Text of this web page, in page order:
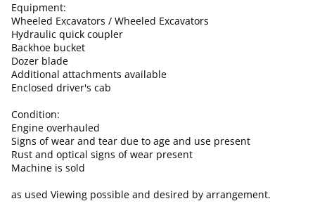
Equipment:
Wheeled Excavators / Wheeled Excavators
Hydraulic quick coupler
Backhoe bucket
Dozer blade
Additional attachments available
Enclosed driver's cab
Condition:
Engine overhauled
Signs of wear and tear due to age and use present
Rust and optical signs of wear present
Machine is sold
as used Viewing possible and desired by arrangement.